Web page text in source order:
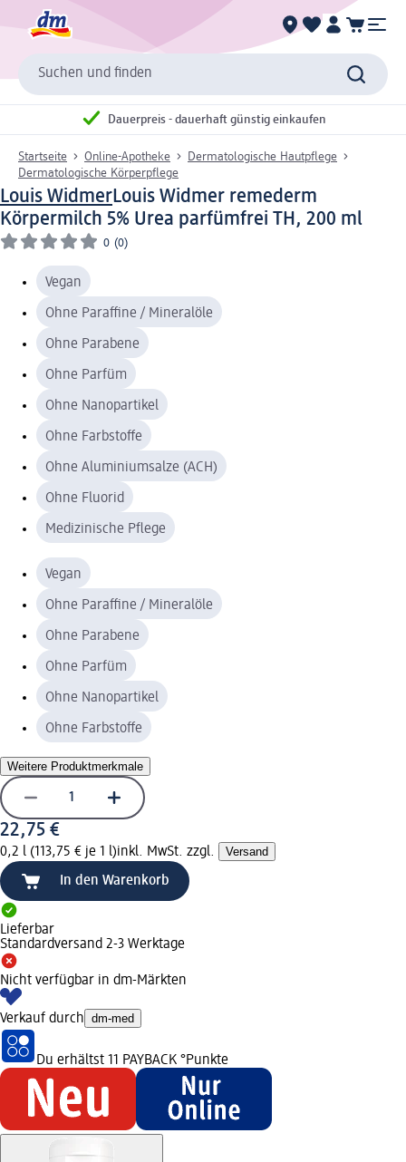
Suchen und finden
Dauerpreis - dauerhaft günstig einkaufen
Startseite Online-Apotheke
Dermatologische Hautpflege
Dermatologische Körperpflege
Louis WidmerLouis Widmer remederm
Körpermilch 5% Urea parfümfrei TH, 200 ml
0 (0)
Vegan
Ohne Paraffine / Mineralöle
Ohne Parabene
Ohne Parfüm
Ohne Nanopartikel
Ohne Farbstoffe
Ohne Aluminiumsalze (ACH)
Ohne Fluorid
Medizinische Pflege
Vegan
Ohne Paraffine / Mineralöle
Ohne Parabene
Ohne Parfüm
Ohne Nanopartikel
Ohne Farbstoffe
Weitere Produktmerkmale
22,75 €
0,2 l (113,75 € je 1 l)inkl. MwSt. zzgl. Versand
In den Warenkorb
Lieferbar
Standardversand 2-3 Werktage
Nicht verfügbar in dm-Märkten
Verkauf durch dm-med
Du erhältst 11 PAYBACK °Punkte